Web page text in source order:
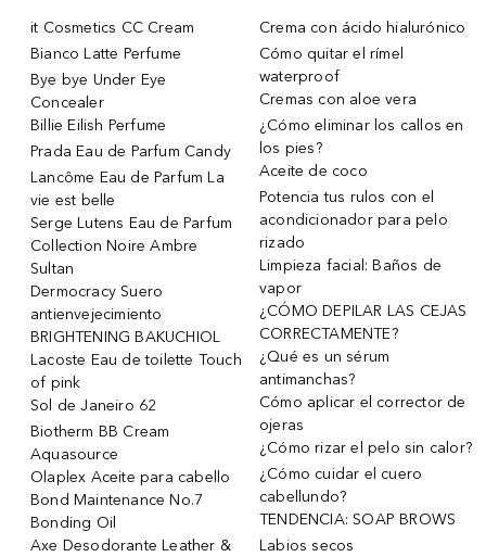
it Cosmetics CC Cream
Bianco Latte Perfume
Bye bye Under Eye
Concealer
Billie Eilish Perfume
Prada Eau de Parfum Candy
Lancôme Eau de Parfum La
vie est belle
Serge Lutens Eau de Parfum
Collection Noire Ambre
Sultan
Dermocracy Suero
antienvejecimiento
BRIGHTENING BAKUCHIOL
Lacoste Eau de toilette Touch
of pink
Sol de Janeiro 62
Biotherm BB Cream
Aquasource
Olaplex Aceite para cabello
Bond Maintenance No.7
Bonding Oil
Axe Desodorante Leather &
Crema con ácido hialurónico
Cómo quitar el rímel
waterproof
Cremas con aloe vera
¿Cómo eliminar los callos en
los pies?
Aceite de coco
Potencia tus rulos con el
acondicionador para pelo
rizado
Limpieza facial: Baños de
vapor
¿CÓMO DEPILAR LAS CEJAS
CORRECTAMENTE?
¿Qué es un sérum
antimanchas?
Cómo aplicar el corrector de
ojeras
¿Cómo rizar el pelo sin calor?
¿Cómo cuidar el cuero
cabellundo?
TENDENCIA: SOAP BROWS
Labios secos